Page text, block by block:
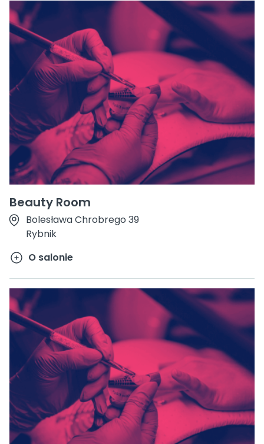
Beauty Room
Bolesława Chrobrego 39
Rybnik
O salonie